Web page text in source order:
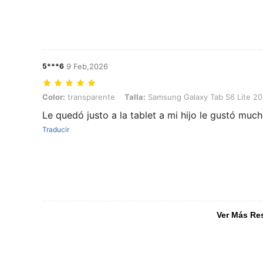
5***6 9 Feb,2026
Color: transparente, Talla: Samsung Galaxy Tab S6 Lite 2020/
Color: transparente Talla: Samsung Galaxy Tab S6 Lite
Le quedó justo a la tablet a mi hijo le gustó
Traducir
Ver Más